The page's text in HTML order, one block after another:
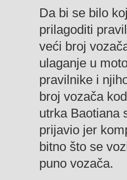
Da bi se bilo
prilagoditi
veći broj
ulaganje u
pravilnike i
broj vozača
utrka Baotiana
prijavio jer
bitno što se
puno vozača.